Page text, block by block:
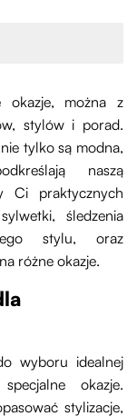
okazje, można z
stylów i porad.
tylko są modna,
naszą
Ci praktycznych
śledzenia
stylu, oraz
różne okazje.
wyboru idealnej
okazje.
stylizacje,